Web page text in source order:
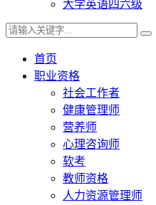
大学英语四六级
首页
职业资格
社会工作者
健康管理师
营养师
心理咨询师
软考
教师资格
人力资源管理师